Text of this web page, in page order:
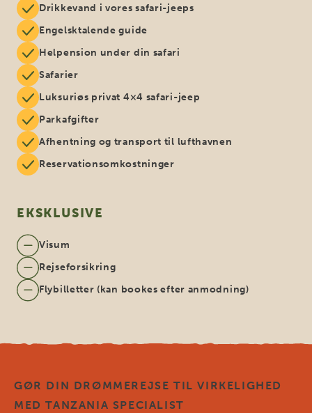
Drikkevand i vores safari-jeeps
Engelsktalende guide
Helpension under din safari
Safarier
Luksuriøs privat 4×4 safari-jeep
Parkafgifter
Afhentning og transport til lufthavnen
Reservationsomkostninger
EKSKLUSIVE
Visum
Rejseforsikring
Flybilletter (kan bookes efter anmodning)
GØR DIN DRØMMEREJSE TIL VIRKELIGHED
MED TANZANIA SPECIALIST